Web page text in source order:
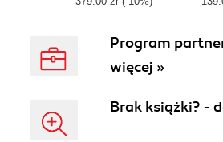
Program
więcej »
Brak książki? -